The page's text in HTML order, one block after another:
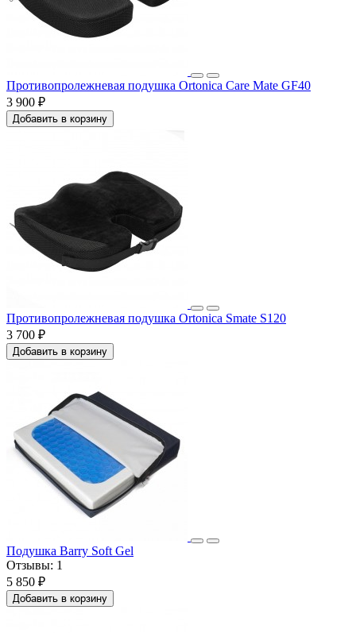
Противопролежневая подушка Ortonica Care Mate GF40
3 900 ₽
Добавить в корзину
Противопролежневая подушка Ortonica Smate S120
3 700 ₽
Добавить в корзину
Подушка Barry Soft Gel
Отзывы: 1
5 850 ₽
Добавить в корзину